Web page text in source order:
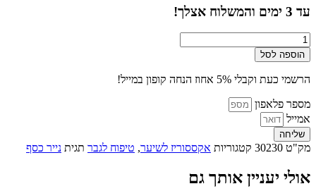
עד 3 ימים והמשלוח אצלך!
כמות
של
מארז
סכיני
מקצועי
חד
פעמי
מקצועי
דרקו
הוספה לסל
הרשמי כעת וקבלי 5% אחוז הנחה קופון במייל!
מספר פלאפון
אמייל
שליחה
מק"ט 30230 קטגוריות אקססוריז לשיער, טיפוח לגבר תגית נייר כסף
אולי יעניין אותך גם